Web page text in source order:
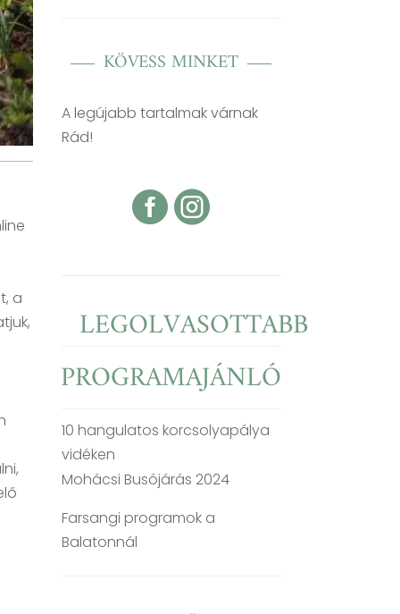
a
KÖVESS MINKET
A legújabb tartalmak várnak
Rád!

LEGOLVASOTTABB
PROGRAMAJÁNLÓ
10 hangulatos korcsolyapálya
vidéken
Mohácsi Busójárás 2024
Farsangi programok a
Balatonnál